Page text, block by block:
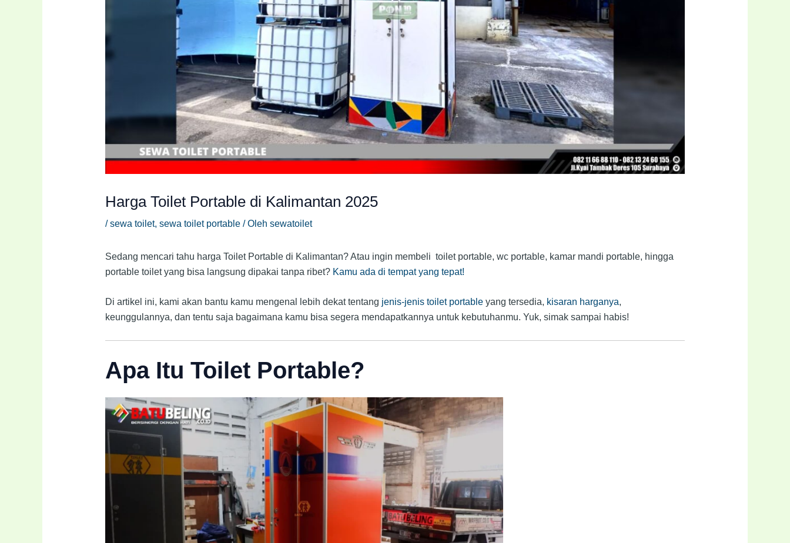
Harga Toilet Portable di Kalimantan 2025
/sewa toilet, sewa toilet portable/ Oleh sewatoilet
Sedang mencari tahu harga Toilet Portable di Kalimantan? Atau ingin membeli toilet portable, wc portable, kamar mandi portable, hingga
portable toilet yang bisa langsung dipakai tanpa ribet? Kamu ada di tempat yang tepat!
Di artikel ini, kami akan bantu kamu mengenal lebih dekat tentang jenis-jenis toilet portableyang tersedia, kisaran harganya,
keunggulannya, dan tentu saja bagaimana kamu bisa segera mendapatkannya untuk kebutuhanmu. Yuk, simak sampai habis!
Apa Itu Toilet Portable?